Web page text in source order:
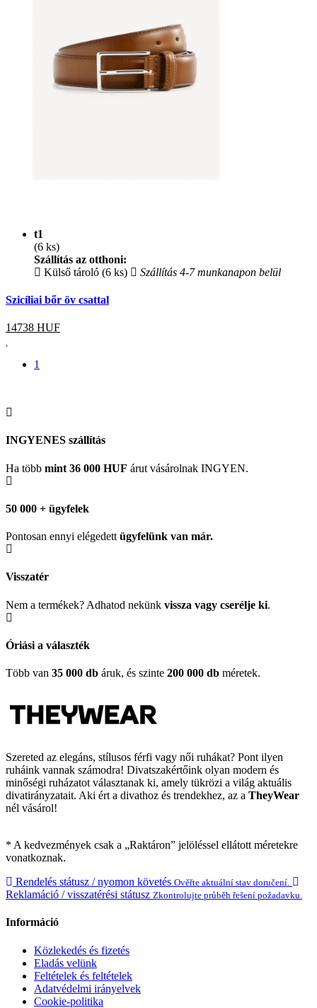
t1
(6 ks)
Szállítás az otthoni:
Külső tároló (6 ks)
Szállítás 4-7 munkanapon belül
Szicíliai bőr öv csattal
14738 HUF
1
INGYENES szállítás
Ha több mint 36 000 HUF árut vásárolnak INGYEN.
50 000 + ügyfelek
Pontosan ennyi elégedett ügyfelünk van már.
Visszatér
Nem a termékek? Adhatod nekünk vissza vagy cserélje ki.
Óriási a választék
Több van 35 000 db áruk, és szinte 200 000 db méretek.
Szereted az elegáns, stílusos férfi vagy női ruhákat? Pont ilyen
ruháink vannak számodra! Divatszakértőink olyan modern és
minőségi ruházatot választanak ki, amely tükrözi a világ aktuális
divatirányzatait. Aki ért a divathoz és trendekhez, az a TheyWear
nél vásárol!
* A kedvezmények csak a „Raktáron” jelöléssel ellátott méretekre
vonatkoznak.
Rendelés státusz / nyomon követés Ověřte aktuální stav doručení.
Reklamáció / visszatérési státusz Zkontrolujte průběh řešení požadavku.
Információ
Közlekedés és fizetés
Eladás velünk
Feltételek és feltételek
Adatvédelmi irányelvek
Cookie-politika